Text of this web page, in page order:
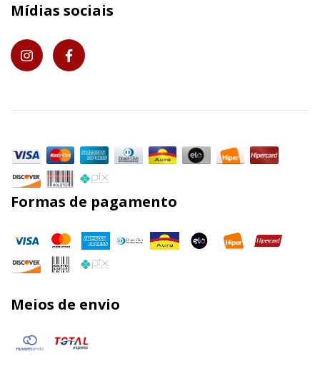
Mídias sociais
Formas de pagamento
Meios de envio